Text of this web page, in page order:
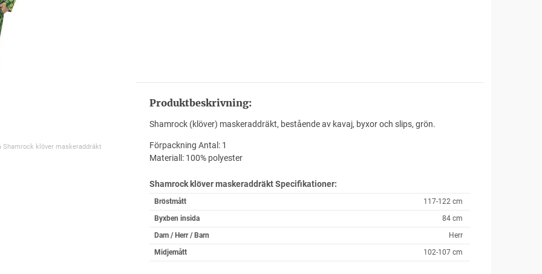
Shamrock klöver maskeraddräkt
Produktbeskrivning:
Shamrock (klöver) maskeraddräkt, bestående av kavaj, byxor och slips, grön.
Förpackning Antal: 1
Materiall: 100% polyester
Shamrock klöver maskeraddräktSpecifikationer:
Bröstmått
117-122 cm
Byxben insida
84 cm
Dam / Herr / Barn
Herr
Midjemått
102-107 cm